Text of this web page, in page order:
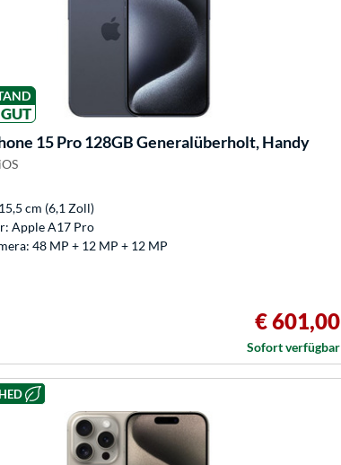
15 Pro 128GB Generalüberholt, Handy
cm (6,1 Zoll)
Apple A17 Pro
48 MP + 12 MP + 12 MP
€ 601,00
Sofort verfügbar